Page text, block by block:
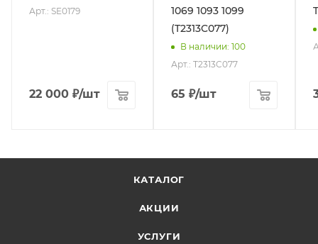
Арт.: SE0179
22 000 ₽/шт
1069 1093 1099
(T2313C077)
В наличии: 100
Арт.: T2313C077
65 ₽/шт
КАТАЛОГ
АКЦИИ
УСЛУГИ